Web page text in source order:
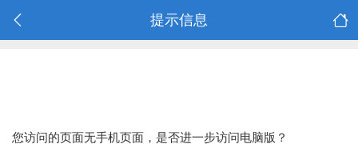
提示信息
您访问的页面无手机页面，是否进一步访问电脑版？